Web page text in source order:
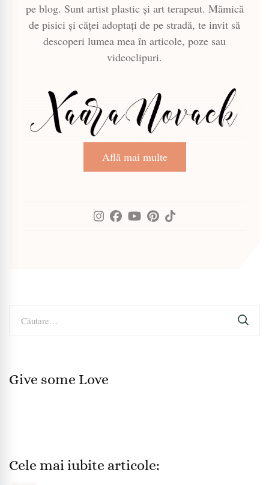
pe blog. Sunt artist plastic și art terapeut. Mămică
de pisici și căței adoptați de pe stradă, te invit să
descoperi lumea mea în articole, poze sau
videoclipuri.
Află mai multe
după:
Give some Love
Cele mai iubite articole: